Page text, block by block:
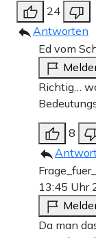
24
Antworten
Ed vom
Richtig…
8
13:45 Uhr
Da man